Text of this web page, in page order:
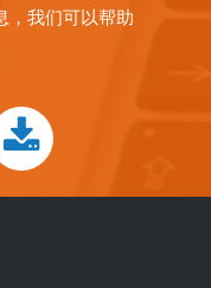
，我们可以帮助